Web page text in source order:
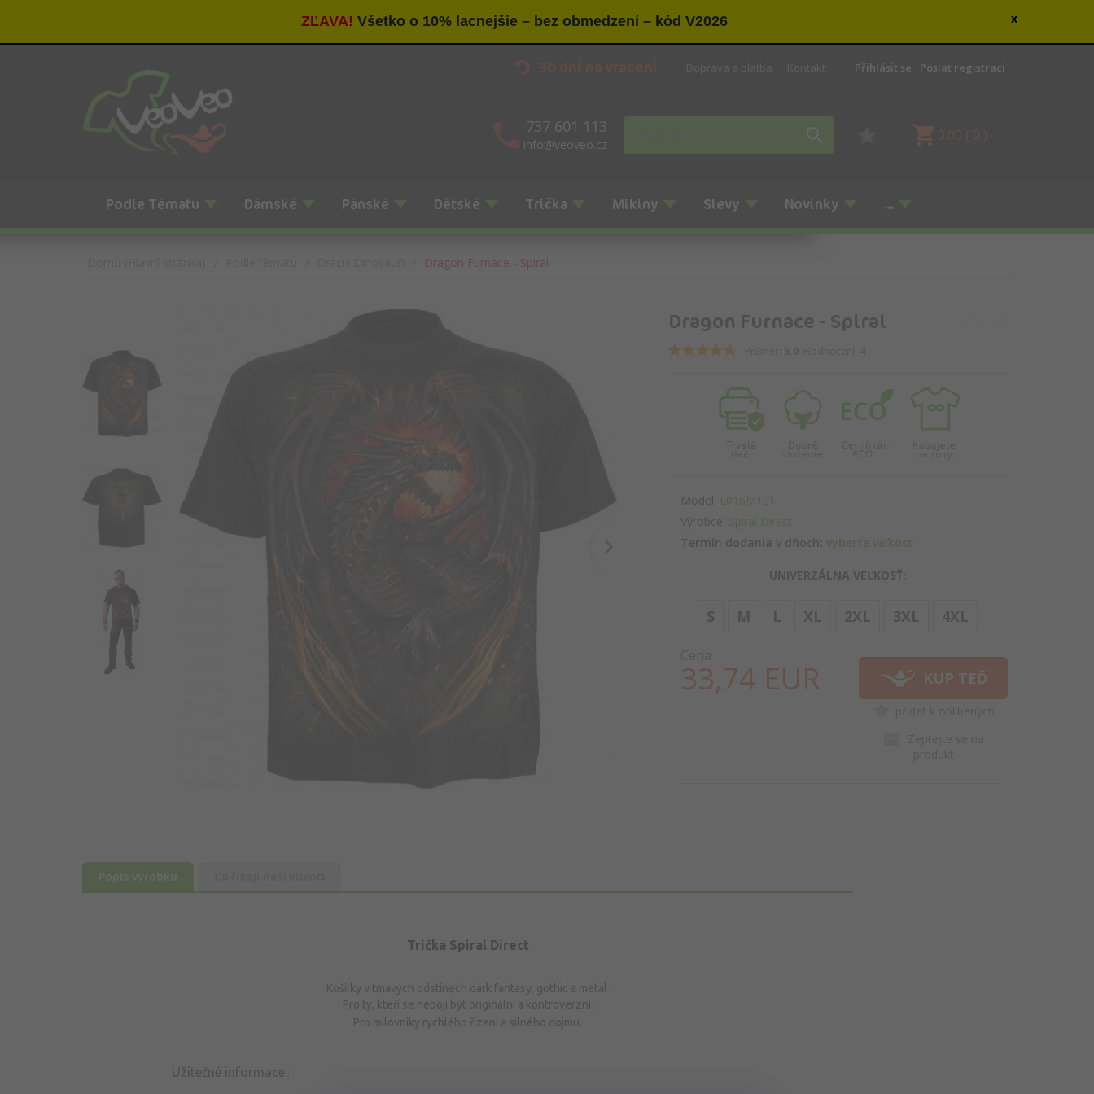
ZĽAVA! Všetko o 10% lacnejšie – bez obmedzení – kód V2026 x
30 dní na vrácení Přihlásit se Poslat registraci
737 601 113
info@veoveo.cz
0.00 ( 0 )
Podle Tématu Dámské Pánské Dětské Trička Mikiny Slevy Novinky ...
Dragon Furnace - Spiral
Dragon Furnace - Spiral
Model: L016M101
Termín dodania v dňoch: vyberte veľkosť
Výrobce: Spiral Direct
UNIVERZÁLNA VEĽKOSŤ:
S M L XL 2XL 3XL 4XL
33,74 EUR KUP TEĎ
Popis výrobku
Trička Spiral Direct
Košilky v tmavých odstínech dark fantasy, gothic a metal.
Pro ty, kteří se nebojí být originální a kontroverzní.
Pro milovníky rychlého řízení a silného dojmu.
Užitečné informace